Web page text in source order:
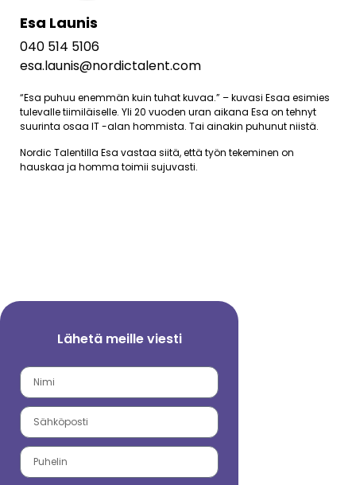
Esa Launis
040 514 5106
esa.launis@nordictalent.com
“Esa puhuu enemmän kuin tuhat kuvaa.” – kuvasi Esaa esimies
tulevalle tiimiläiselle. Yli 20 vuoden uran aikana Esa on tehnyt
suurinta osaa IT -alan hommista. Tai ainakin puhunut niistä.
Nordic Talentilla Esa vastaa siitä, että työn tekeminen on
hauskaa ja homma toimii sujuvasti.
Lähetä meille viesti